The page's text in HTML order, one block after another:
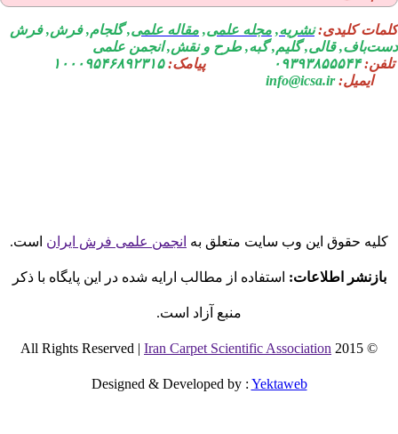
کلیدی: نشریه,مجله علمی,مقاله علمی, گلجام, فرش, فرش
قالی, گلیم, گبه, طرح و نقش, انجمن علمی
۰۹۳۹۳۸۵۵۵۴۴ پیامک:
۱۰۰۰۹۵۴۶۸۹۲۳۱۵
ایمیل:info@icsa.ir
کلیه حقوق این وب سایت متعلق به انجمن علمی فرش ایران است.
بازنشر اطلاعات:استفاده از مطالب ارایه شده در این پایگاه با ذکر
منبع آزاد است.
© 2015 All Rights Reserved |
Iran Carpet Scientific Association
Designed & Developed by:Yektaweb